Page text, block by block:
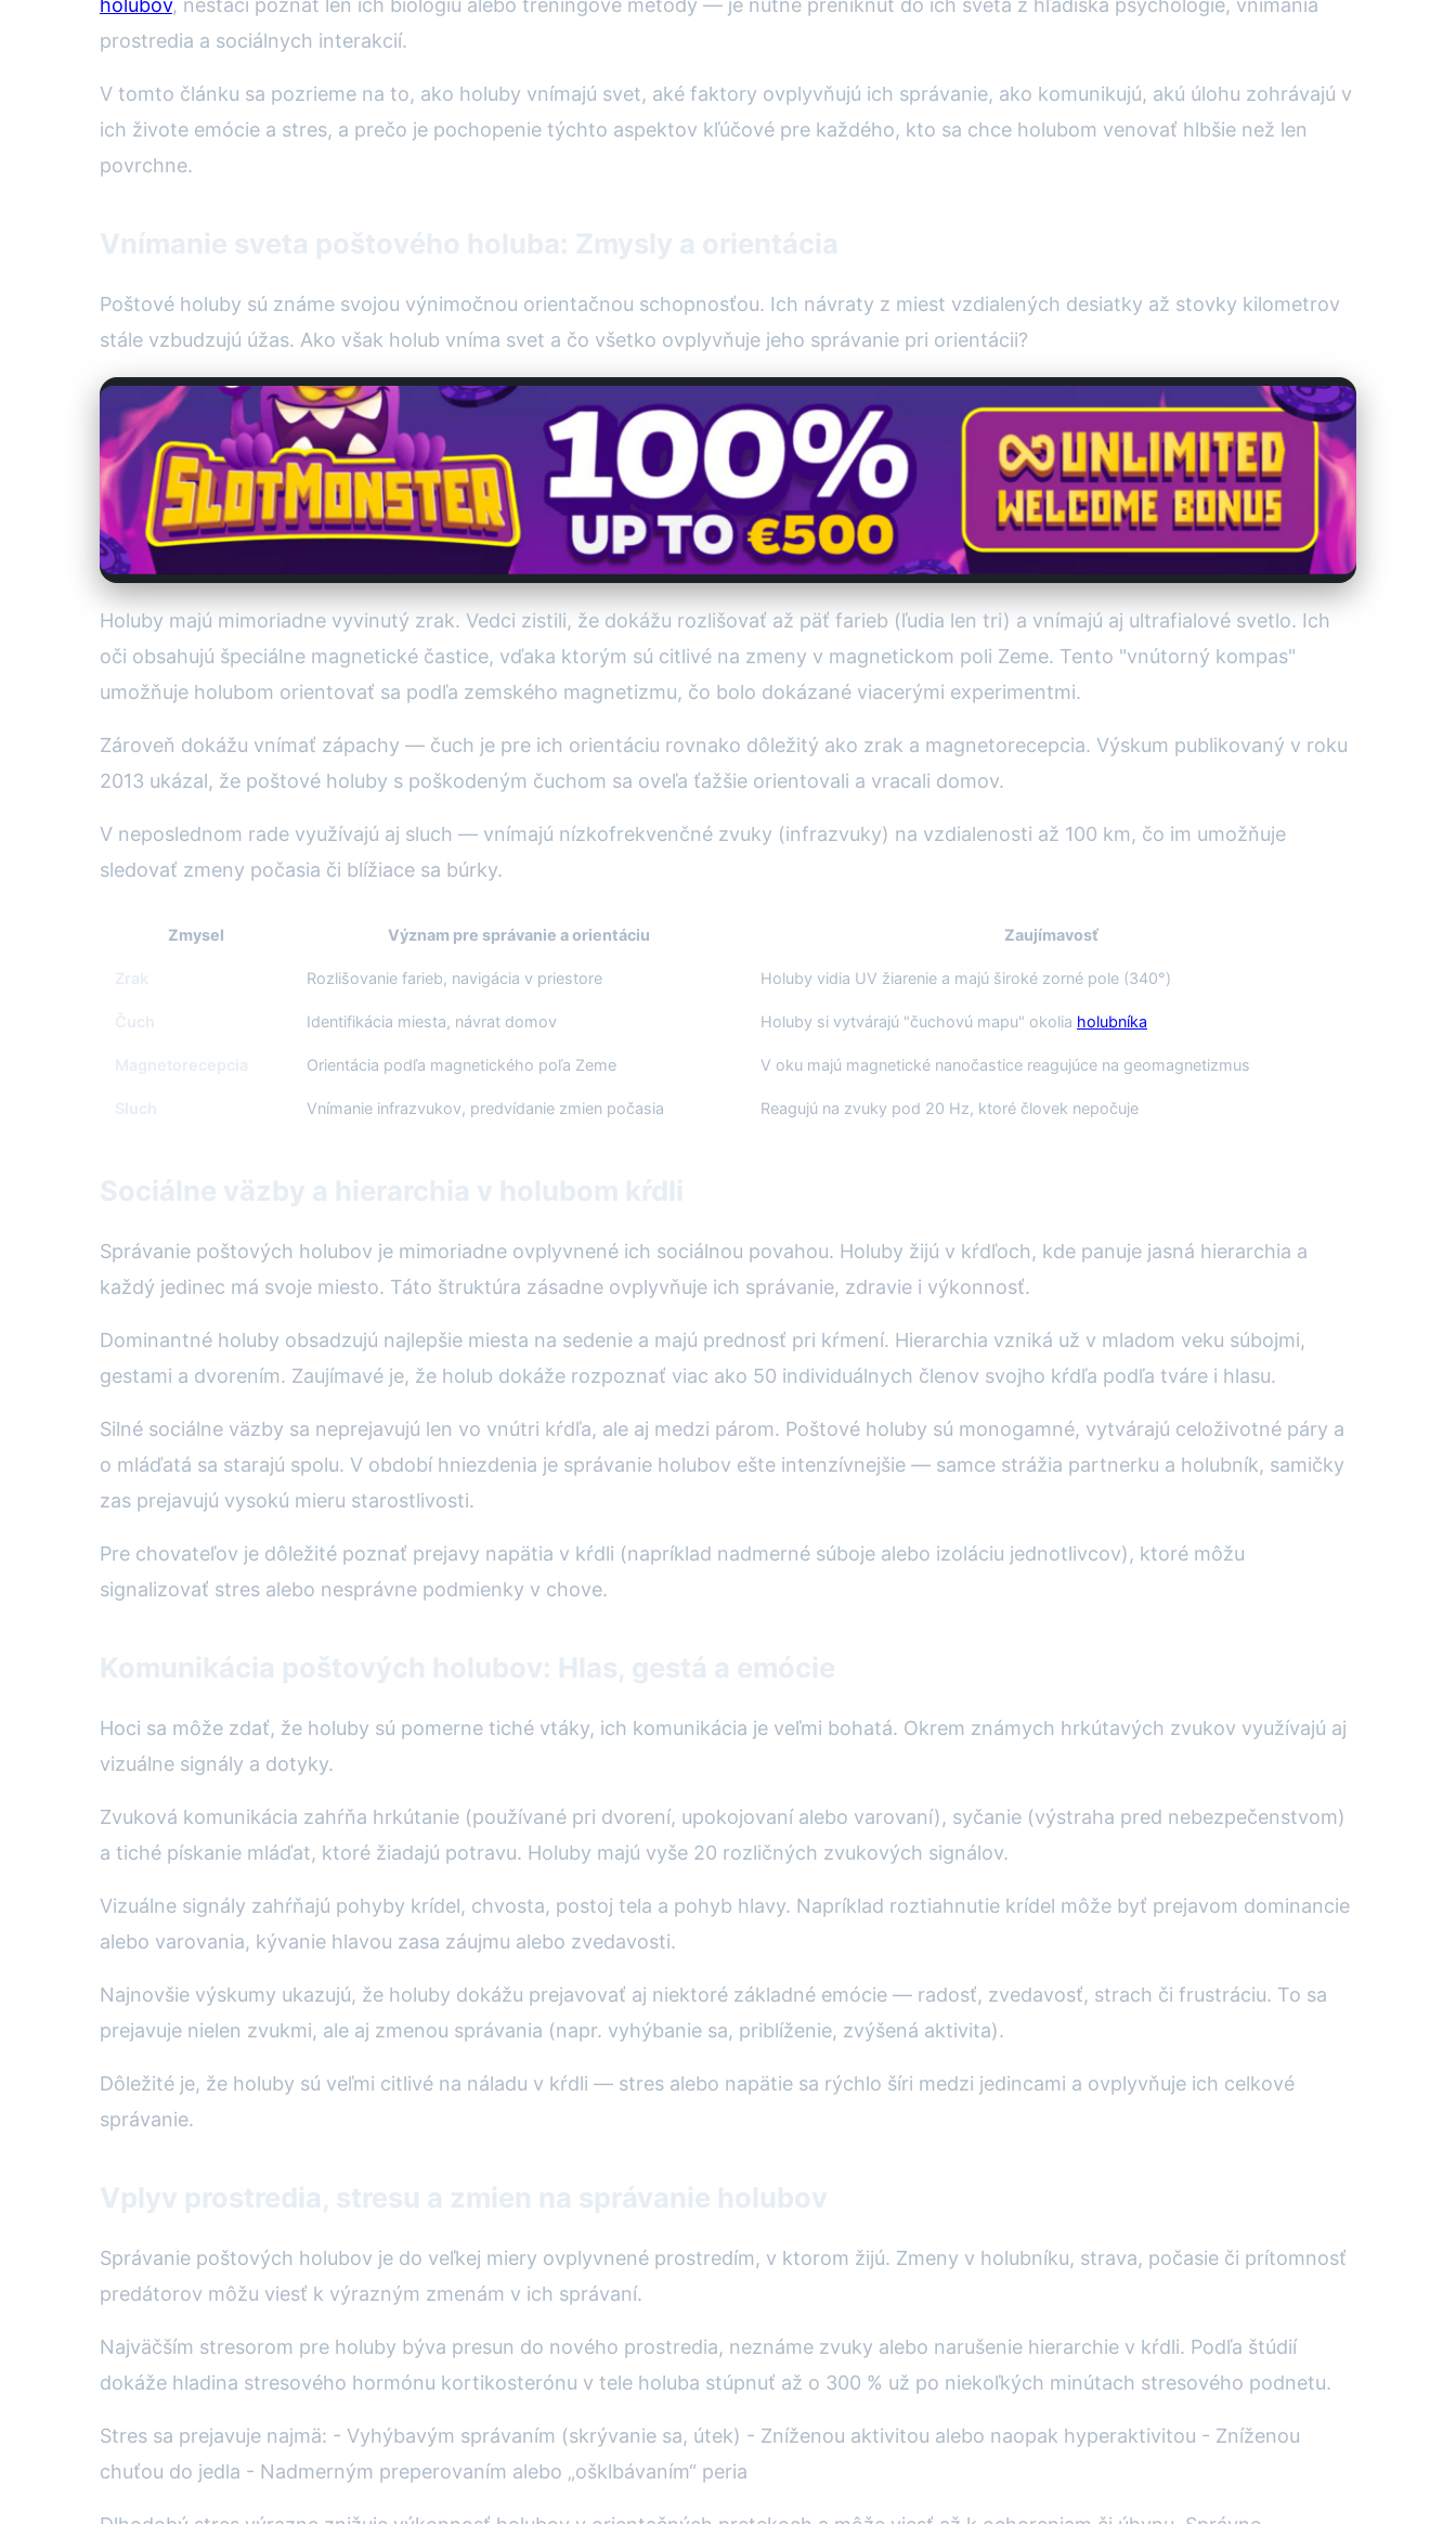
holubov, nestačí poznať len ich biológiu alebo tréningové metódy — je nutné preniknúť do ich sveta z hľadiska psychológie, vnímania
prostredia a sociálnych interakcií.
V tomto článku sa pozrieme na to, ako holuby vnímajú svet, aké faktory ovplyvňujú ich správanie, ako komunikujú, akú úlohu zohrávajú v
ich živote emócie a stres, a prečo je pochopenie týchto aspektov kľúčové pre každého, kto sa chce holubom venovať hlbšie než len
povrchne.
Vnímanie sveta poštového holuba: Zmysly a orientácia
Poštové holuby sú známe svojou výnimočnou orientačnou schopnosťou. Ich návraty z miest vzdialených desiatky až stovky kilometrov
stále vzbudzujú úžas. Ako však holub vníma svet a čo všetko ovplyvňuje jeho správanie pri orientácii?
Holuby majú mimoriadne vyvinutý zrak. Vedci zistili, že dokážu rozlišovať až päť farieb (ľudia len tri) a vnímajú aj ultrafialové svetlo. Ich
oči obsahujú špeciálne magnetické častice, vďaka ktorým sú citlivé na zmeny v magnetickom poli Zeme. Tento "vnútorný kompas"
umožňuje holubom orientovať sa podľa zemského magnetizmu, čo bolo dokázané viacerými experimentmi.
Zároveň dokážu vnímať zápachy — čuch je pre ich orientáciu rovnako dôležitý ako zrak a magnetorecepcia. Výskum publikovaný v roku
2013 ukázal, že poštové holuby s poškodeným čuchom sa oveľa ťažšie orientovali a vracali domov.
V neposlednom rade využívajú aj sluch — vnímajú nízkofrekvenčné zvuky (infrazvuky) na vzdialenosti až 100 km, čo im umožňuje
sledovať zmeny počasia či blížiace sa búrky.
Zmysel Význam pre správanie a orientáciu Zaujímavosť
Zrak Rozlišovanie farieb, navigácia v priestore Holuby vidia UV žiarenie a majú široké zorné pole (340°)
Čuch Identifikácia miesta, návrat domov Holuby si vytvárajú "čuchovú mapu" okolia holubníka
Magnetorecepcia Orientácia podľa magnetického poľa Zeme V oku majú magnetické nanočastice reagujúce na geomagnetizmus
Sluch Vnímanie infrazvukov, predvídanie zmien počasia Reagujú na zvuky pod 20 Hz, ktoré človek nepočuje
Sociálne väzby a hierarchia v holubom kŕdli
Správanie poštových holubov je mimoriadne ovplyvnené ich sociálnou povahou. Holuby žijú v kŕdľoch, kde panuje jasná hierarchia a
každý jedinec má svoje miesto. Táto štruktúra zásadne ovplyvňuje ich správanie, zdravie i výkonnosť.
Dominantné holuby obsadzujú najlepšie miesta na sedenie a majú prednosť pri kŕmení. Hierarchia vzniká už v mladom veku súbojmi,
gestami a dvorením. Zaujímavé je, že holub dokáže rozpoznať viac ako 50 individuálnych členov svojho kŕdľa podľa tváre i hlasu.
Silné sociálne väzby sa neprejavujú len vo vnútri kŕdľa, ale aj medzi párom. Poštové holuby sú monogamné, vytvárajú celoživotné páry a
o mláďatá sa starajú spolu. V období hniezdenia je správanie holubov ešte intenzívnejšie — samce strážia partnerku a holubník, samičky
zas prejavujú vysokú mieru starostlivosti.
Pre chovateľov je dôležité poznať prejavy napätia v kŕdli (napríklad nadmerné súboje alebo izoláciu jednotlivcov), ktoré môžu
signalizovať stres alebo nesprávne podmienky v chove.
Komunikácia poštových holubov: Hlas, gestá a emócie
Hoci sa môže zdať, že holuby sú pomerne tiché vtáky, ich komunikácia je veľmi bohatá. Okrem známych hrkútavých zvukov využívajú aj
vizuálne signály a dotyky.
Zvuková komunikácia zahŕňa hrkútanie (používané pri dvorení, upokojovaní alebo varovaní), syčanie (výstraha pred nebezpečenstvom)
a tiché pískanie mláďat, ktoré žiadajú potravu. Holuby majú vyše 20 rozličných zvukových signálov.
Vizuálne signály zahŕňajú pohyby krídel, chvosta, postoj tela a pohyb hlavy. Napríklad roztiahnutie krídel môže byť prejavom dominancie
alebo varovania, kývanie hlavou zasa záujmu alebo zvedavosti.
Najnovšie výskumy ukazujú, že holuby dokážu prejavovať aj niektoré základné emócie — radosť, zvedavosť, strach či frustráciu. To sa
prejavuje nielen zvukmi, ale aj zmenou správania (napr. vyhýbanie sa, priblíženie, zvýšená aktivita).
Dôležité je, že holuby sú veľmi citlivé na náladu v kŕdli — stres alebo napätie sa rýchlo šíri medzi jedincami a ovplyvňuje ich celkové
správanie.
Vplyv prostredia, stresu a zmien na správanie holubov
Správanie poštových holubov je do veľkej miery ovplyvnené prostredím, v ktorom žijú. Zmeny v holubníku, strava, počasie či prítomnosť
predátorov môžu viesť k výrazným zmenám v ich správaní.
Najväčším stresorom pre holuby býva presun do nového prostredia, neznáme zvuky alebo narušenie hierarchie v kŕdli. Podľa štúdií
dokáže hladina stresového hormónu kortikosterónu v tele holuba stúpnuť až o 300 % už po niekoľkých minútach stresového podnetu.
Stres sa prejavuje najmä: - Vyhýbavým správaním (skrývanie sa, útek) - Zníženou aktivitou alebo naopak hyperaktivitou - Zníženou
chuťou do jedla - Nadmerným preperovaním alebo „ošklbávaním“ peria